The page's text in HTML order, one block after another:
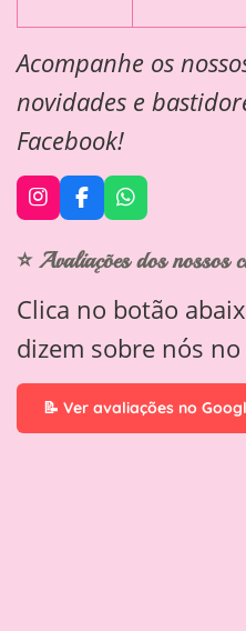
Acompanhe os
novidades e
Facebook!
I
n
t
g
r
a
F
a
c
e
o
o
k
W
h
t
A
p
p
⭐ Avaliações dos nossos
Clica no botão
dizem sobre nós
📝 Ver avaliações no